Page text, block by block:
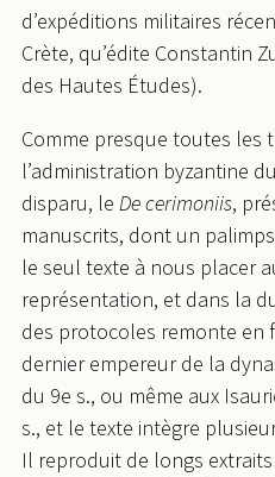
d’expéditions militaires
Crète, qu’édite Constantin
des Hautes Études).
Comme presque toutes les
l’administration byzantine
disparu, le De cerimoniis,
manuscrits, dont un
le seul texte à nous placer
représentation, et dans la
des protocoles remonte en
dernier empereur de la
du 9e s., ou même aux
s., et le texte intègre
Il reproduit de longs